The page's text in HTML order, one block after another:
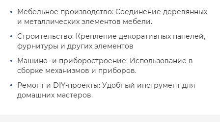
Мебельное производство: Соединение деревянных
и металлических элементов мебели.
Строительство: Крепление декоративных панелей,
фурнитуры и других элементов
Машино- и приборостроение: Использование в
сборке механизмов и приборов.
Ремонт и DIY-проекты: Удобный инструмент для
домашних мастеров.